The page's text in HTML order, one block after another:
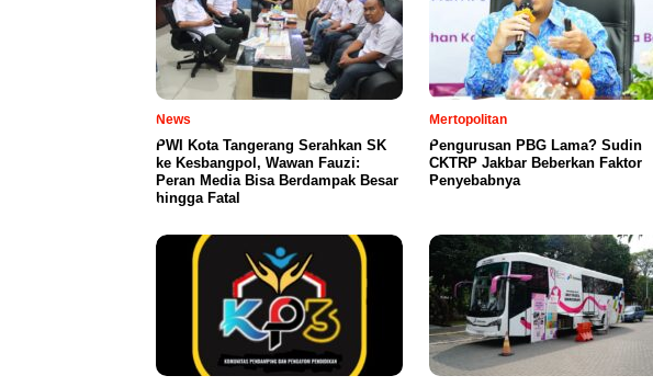
News
PWI Kota Tangerang Serahkan SK
ke Kesbangpol, Wawan Fauzi:
Peran Media Bisa Berdampak Besar
hingga Fatal
Mertopolitan
Pengurusan PBG Lama? Sudin
CKTRP Jakbar Beberkan Faktor
Penyebabnya